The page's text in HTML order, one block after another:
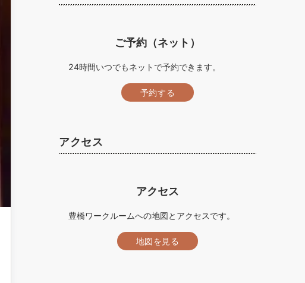
ご予約（ネット）
24時間いつでもネットで予約できます。
予約する
アクセス
アクセス
豊橋ワークルームへの地図とアクセスです。
地図を見る